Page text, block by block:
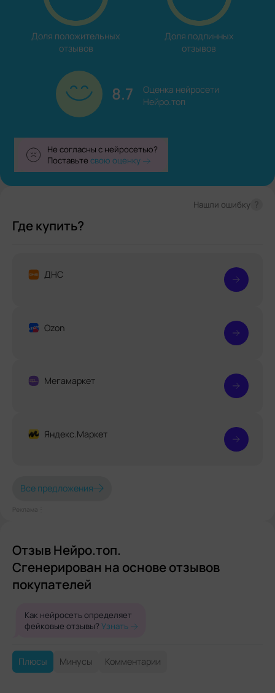
Доля положительных
отзывов
Доля подлинных
отзывов
8.7
Оценка нейросети
Нейро.топ
Не согласны с нейросетью?
Поставьтесвою оценку
Где купить?
Нашли ошибку
ДНС
Ozon
Мегамаркет
Яндекс.Маркет
Все предложения
Реклама⋮
Отзыв Нейро.топ.
Сгенерирован на основе отзывов
покупателей
Как нейросеть определяет
фейковые отзывы? Узнать
Плюсы Минусы Комментарии